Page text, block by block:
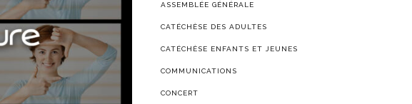
ASSEMBLÉE GÉNÉRALE
CATÉCHÈSE DES ADULTES
CATÉCHÈSE ENFANTS ET JEUNES
COMMUNICATIONS
CONCERT